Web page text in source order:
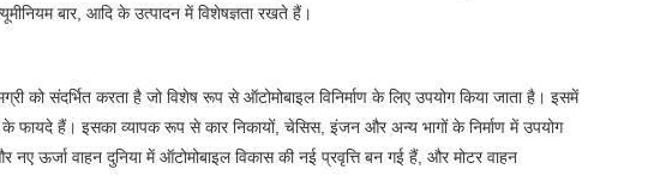
बार, आदि के उत्पादन में विशेषज्ञता रखते हैं।
को संदर्भित करता है जो विशेष रूप से ऑटोमोबाइल विनिर्माण के लिए उपयोग किया जाता है। इसमें
फायदे हैं। इसका व्यापक रूप से कार निकायों, चेसिस, इंजन और अन्य भागों के निर्माण में उपयोग
ऊर्जा वाहन दुनिया में ऑटोमोबाइल विकास की नई प्रवृत्ति बन गई हैं, और मोटर वाहन